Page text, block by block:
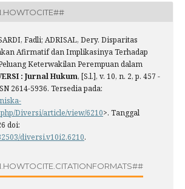
Fadli; ADRISAL, Dery. Disparitas
Afirmatif dan Implikasinya Terhadap
Keterwakilan Perempuan dalam
: Jurnal Hukum, [S.l.], v. 10, n. 2, p. 457 -
2614-5936. Tersedia pada:
Diversi/article/view/6210>. Tanggal
doi:
diversi.v10i2.6210.